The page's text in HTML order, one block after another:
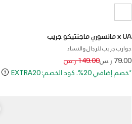
x UA مانسوري ماجنتيكو جريب
جوارب جريب للرجال والنساء
79.00 ر.سPrice reduced from
149.00 ر.سto
*خصم إضافي 20%. كود الخصم: EXTRA20